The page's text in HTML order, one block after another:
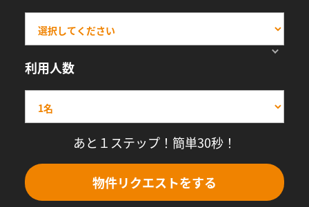
利用人数
あと１ステップ！簡単30秒！
物件リクエストをする